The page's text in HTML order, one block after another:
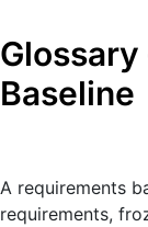
Baseline
A requirements
requirements,